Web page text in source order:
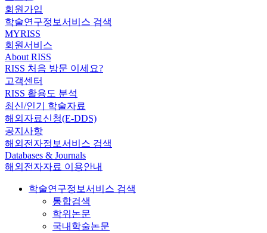
회원가입
학술연구정보서비스 검색
MYRISS
회원서비스
About RISS
RISS 처음 방문 이세요?
고객센터
RISS 활용도 분석
최신/인기 학술자료
해외자료신청(E-DDS)
공지사항
해외전자정보서비스 검색
Databases & Journals
해외전자자료 이용안내
학술연구정보서비스 검색
통합검색
학위논문
국내학술논문